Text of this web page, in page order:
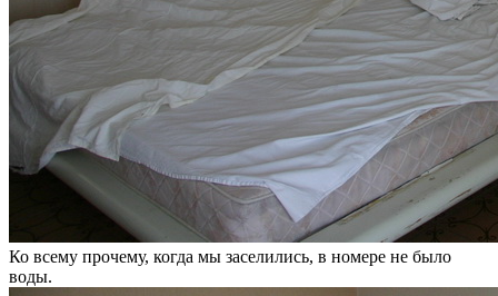
Ко всему прочему, когда мы заселились, в номере не было
воды.